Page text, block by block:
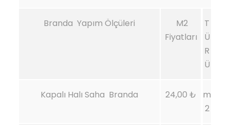
Branda Yapım Ölçüleri
M2
Fiyatları
T
Ü
R
Ü
Kapalı Halı Saha Branda 24,00 ₺
m
2